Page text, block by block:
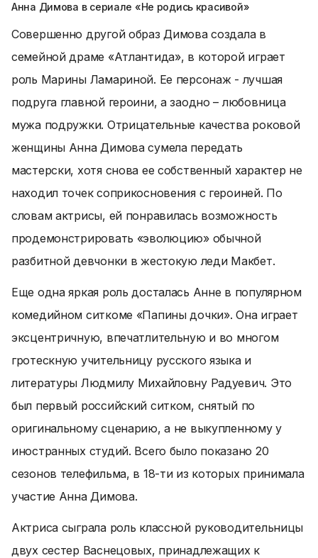
Анна Димова в сериале «Не родись красивой»
Совершенно другой образ Димова создала в
семейной драме «Атлантида», в которой играет
роль Марины Ламариной. Ее персонаж - лучшая
подруга главной героини, а заодно – любовница
мужа подружки. Отрицательные качества роковой
женщины Анна Димова сумела передать
мастерски, хотя снова ее собственный характер не
находил точек соприкосновения с героиней. По
словам актрисы, ей понравилась возможность
продемонстрировать «эволюцию» обычной
разбитной девчонки в жестокую леди Макбет.
Еще одна яркая роль досталась Анне в популярном
комедийном ситкоме «Папины дочки». Она играет
эксцентричную, впечатлительную и во многом
гротескную учительницу русского языка и
литературы Людмилу Михайловну Радуевич. Это
был первый российский ситком, снятый по
оригинальному сценарию, а не выкупленному у
иностранных студий. Всего было показано 20
сезонов телефильма, в 18-ти из которых принимала
участие Анна Димова.
Актриса сыграла роль классной руководительницы
двух сестер Васнецовых, принадлежащих к